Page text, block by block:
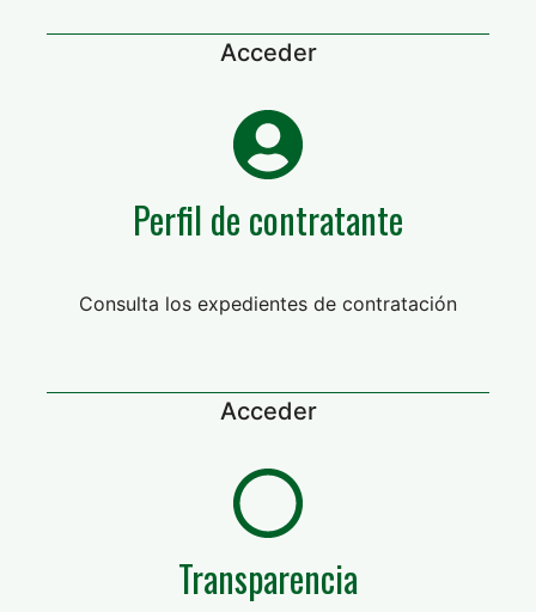
Acceder
Perfil de contratante
Consulta los expedientes de contratación
Acceder
Transparencia